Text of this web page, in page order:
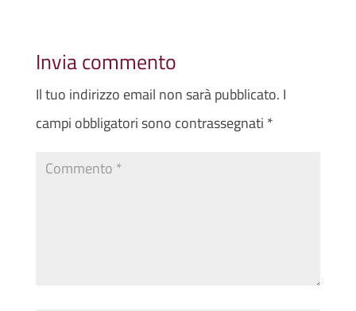
Invia commento
Il tuo indirizzo email non sarà pubblicato. I
campi obbligatori sono contrassegnati *